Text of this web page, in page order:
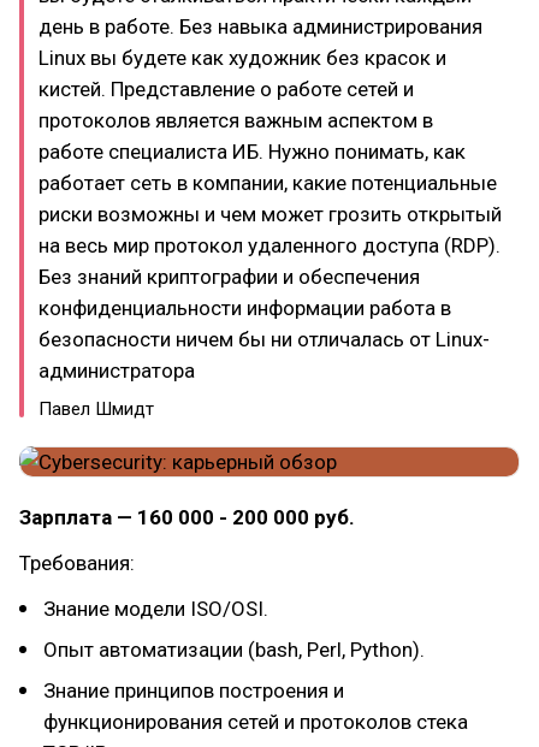
день в работе. Без навыка администрирования
Linux вы будете как художник без красок и
кистей. Представление о работе сетей и
протоколов является важным аспектом в
работе специалиста ИБ. Нужно понимать, как
работает сеть в компании, какие потенциальные
риски возможны и чем может грозить открытый
на весь мир протокол удаленного доступа (RDP).
Без знаний криптографии и обеспечения
конфиденциальности информации работа в
безопасности ничем бы ни отличалась от Linux-
администратора
Павел Шмидт
Зарплата — 160 000 - 200 000 руб.
Требования:
Знание модели ISO/OSI.
Опыт автоматизации (bash, Perl, Python).
Знание принципов построения и
функционирования сетей и протоколов стека